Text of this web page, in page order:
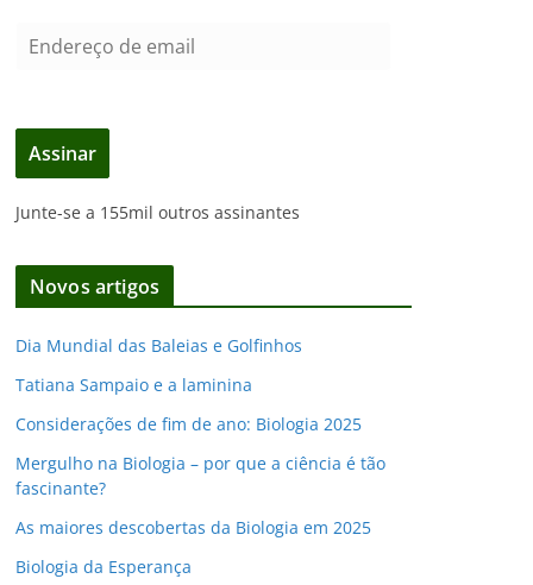
e
e
ç
d
e
a
i
Assinar
Junte-se a 155mil outros assinantes
Novos artigos
Dia Mundial das Baleias e Golfinhos
Tatiana Sampaio e a laminina
Considerações de fim de ano: Biologia 2025
Mergulho na Biologia – por que a ciência é tão
fascinante?
As maiores descobertas da Biologia em 2025
Biologia da Esperança